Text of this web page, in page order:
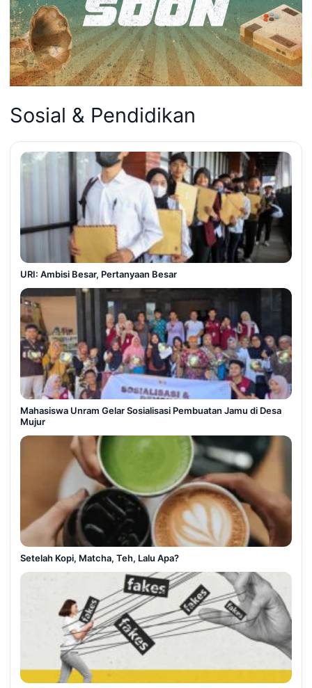
Sosial & Pendidikan
URI: Ambisi Besar, Pertanyaan Besar
Mahasiswa Unram Gelar Sosialisasi Pembuatan Jamu di Desa
Mujur
Setelah Kopi, Matcha, Teh, Lalu Apa?